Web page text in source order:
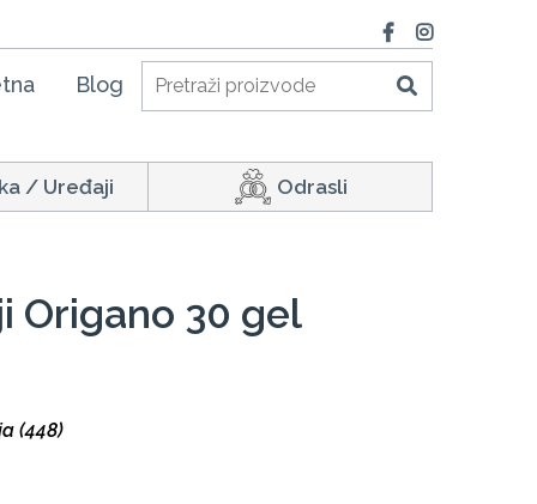
Blog
/ Uređaji Odrasli
Origano 30 gel
(448)